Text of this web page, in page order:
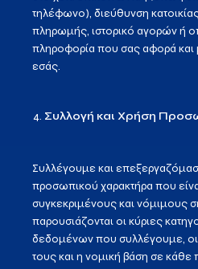
τηλέφωνο), διεύθυνση
πληρωμής, ιστορικό αγορών ή
πληροφορία που σας αφορά και
εσάς.
Συλλογή και Χρήση
Συλλέγουμε και
προσωπικού χαρακτήρα που
συγκεκριμένους και νόμιμους
παρουσιάζονται οι κύριες
δεδομένων που συλλέγουμε,
τους και η νομική βάση σε κάθε